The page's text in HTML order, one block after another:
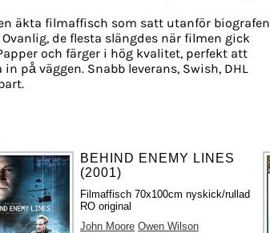
äkta filmaffisch som satt utanför biografen
Ovanlig, de flesta slängdes när filmen gick
och färger i hög kvalitet, perfekt att
in på väggen. Snabb leverans, Swish, DHL
BEHIND ENEMY LINES
(2001)
Filmaffisch 70x100cm nyskick/rullad
RO original
John Moore Owen Wilson